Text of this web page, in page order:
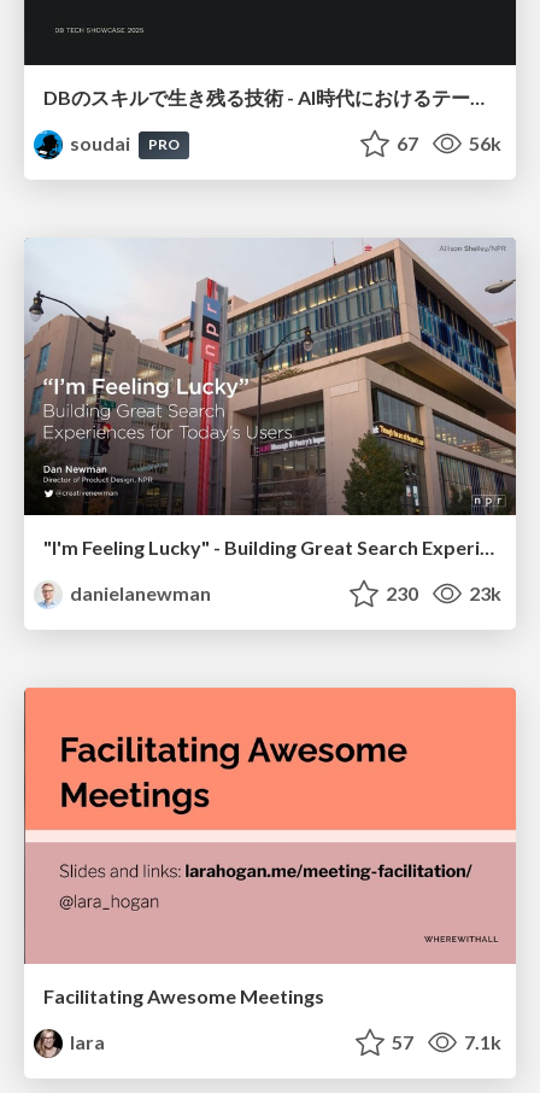
DBのスキルで生き残る技術 - AI時代におけるテーブル設計の勘所
soudai
PRO 67 56k
"I'm Feeling Lucky" - Building Great Search Experiences for Today's Users (#IAC19)
danielanewman
230 23k
Facilitating Awesome Meetings
lara
57 7.1k